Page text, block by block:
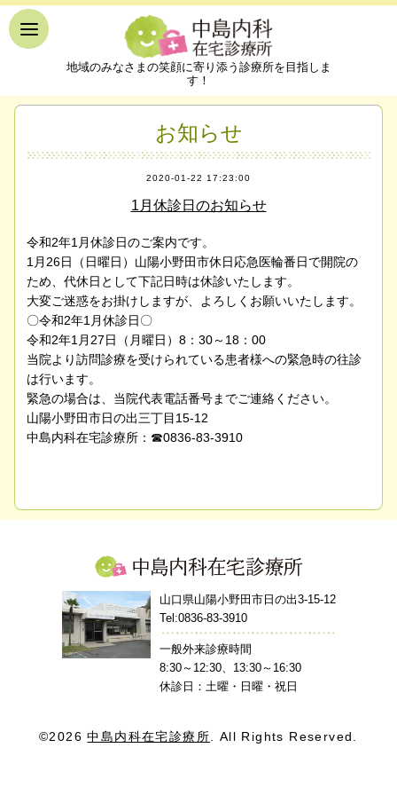
地域のみなさまの笑顔に寄り添う診療所を目指しま
す！
お知らせ
2020-01-22 17:23:00
1月休診日のお知らせ
令和2年1月休診日のご案内です。
1月26日（日曜日）山陽小野田市休日応急医輪番日で開院の
ため、代休日として下記日時は休診いたします。
大変ご迷惑をお掛けしますが、よろしくお願いいたします。
〇令和2年1月休診日〇
令和2年1月27日（月曜日）8：30～18：00
当院より訪問診療を受けられている患者様への緊急時の往診
は行います。
緊急の場合は、当院代表電話番号までご連絡ください。
山陽小野田市日の出三丁目15-12
中島内科在宅診療所：☎0836-83-3910
山口県山陽小野田市日の出3-15-12
Tel:0836-83-3910
一般外来診療時間
8:30～12:30、13:30～16:30
休診日：土曜・日曜・祝日
©2026中島内科在宅診療所 . All Rights Reserved.